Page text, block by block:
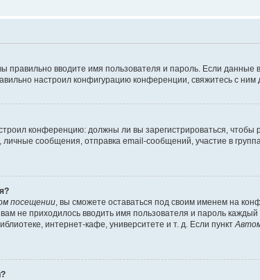
правильно вводите имя пользователя и пароль. Если
настроил конфигурацию конференции, свяжитесь с ним
конференцию: должны ли вы зарегистрироваться,
сообщения, отправка email-сообщений, участие в
посещении, вы сможете оставаться под своим именем на
не приходилось вводить имя пользователя и пароль
интернет-кафе, университете и т. д. Если пункт